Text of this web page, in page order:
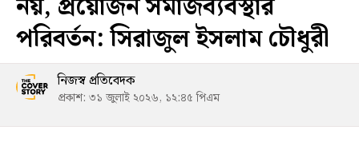
পরিবর্তন: সিরাজুল ইসলাম চৌধুরী
নিজস্ব প্রতিবেদক
প্রকাশ: ৩১ জুলাই ২০২৬, ১২:৪৫ পিএম